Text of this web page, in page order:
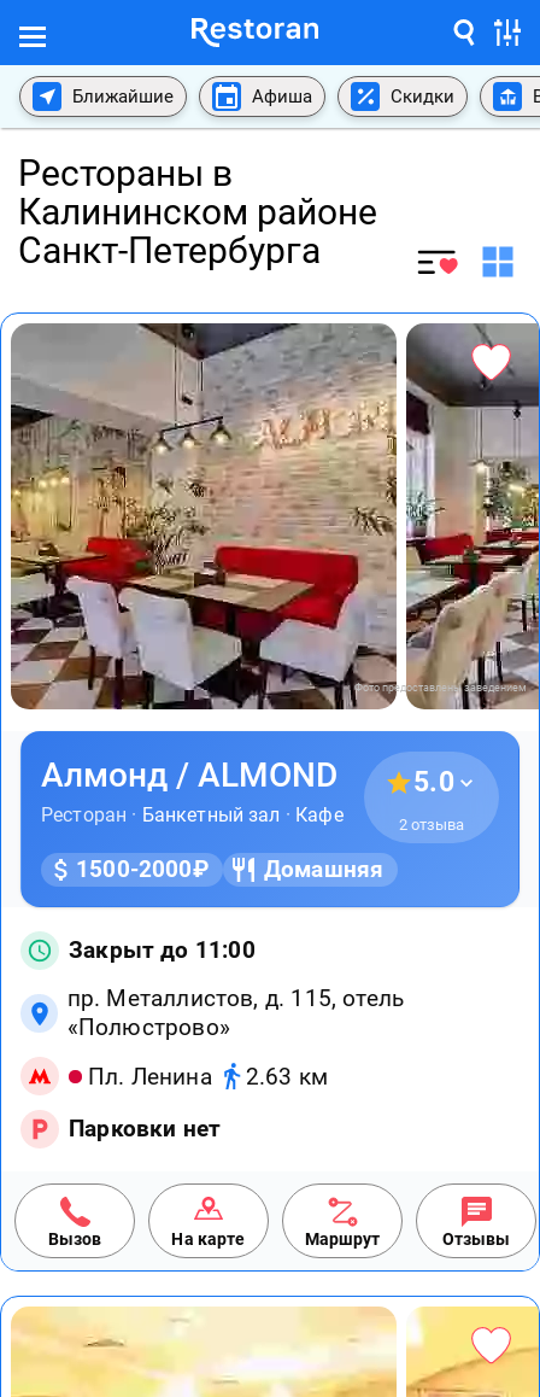
Ближайшие Афиша Скидки
Рестораны в
Калининском районе
Санкт-Петербурга
Фото предоставлены заведением
Алмонд / ALMOND
Ресторан · Банкетный зал · Кафе
5.0
2 отзыва
1500-2000₽ Домашняя
Закрыт до 11:00
пр. Металлистов, д. 115, отель
«Полюстрово»
Пл. Ленина
2.63 км
Парковки нет
Вызов На карте Маршрут Отзывы